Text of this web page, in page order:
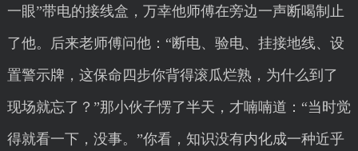
一眼”带电的接线盒，万幸他师傅在旁边一声断喝制止
了他。后来老师傅问他：“断电、验电、挂接地线、设
置警示牌，这保命四步你背得滚瓜烂熟，为什么到了
现场就忘了？”那小伙子愣了半天，才喃喃道：“当时觉
得就看一下，没事。”你看，知识没有内化成一种近乎